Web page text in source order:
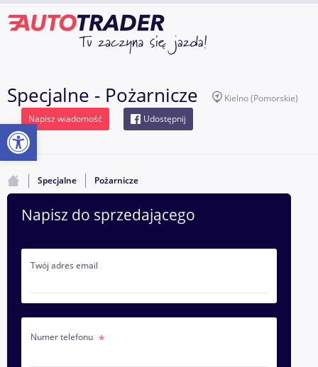
Specjalne - Pożarnicze Kielno(Pomorskie)
Napisz wiadomość
Udostępnij
Specjalne Pożarnicze
Napisz do sprzedającego
Twój adres email
Numer telefonu
Otwórz pasek narzędzi